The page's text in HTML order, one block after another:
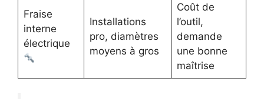
Fraise
interne
électrique
Installations
pro, diamètres
moyens à gros
Coût de
l’outil,
demande
une bonne
maîtrise